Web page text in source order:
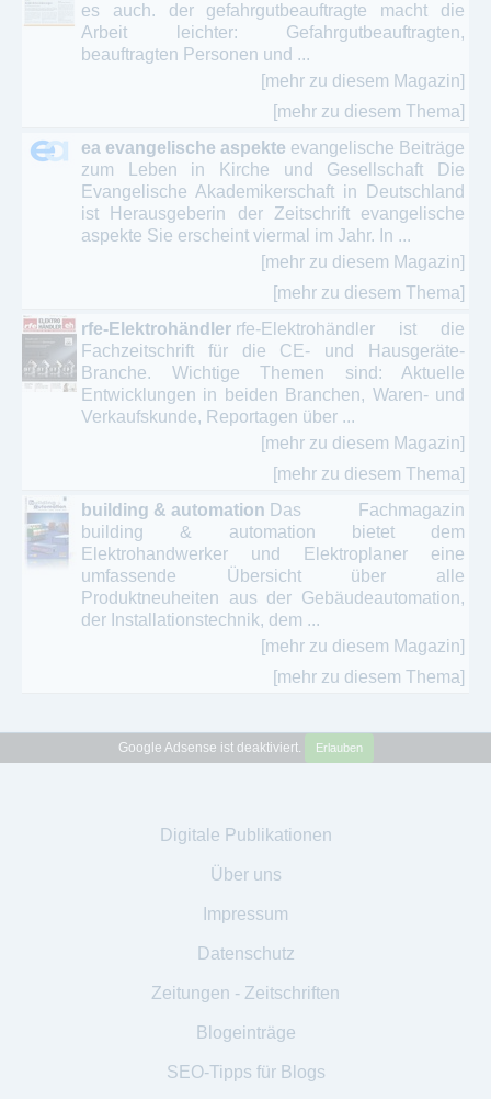
es auch. der gefahrgutbeauftragte macht die
Arbeit leichter: Gefahrgutbeauftragten,
beauftragten Personen und ...
[mehr zu diesem Magazin]
[mehr zu diesem Thema]
ea evangelische aspekte evangelische Beiträge
zum Leben in Kirche und Gesellschaft Die
Evangelische Akademikerschaft in Deutschland
ist Herausgeberin der Zeitschrift evangelische
aspekte Sie erscheint viermal im Jahr. In ...
[mehr zu diesem Magazin]
[mehr zu diesem Thema]
rfe-Elektrohändler rfe-Elektrohändler ist die
Fachzeitschrift für die CE- und Hausgeräte-
Branche. Wichtige Themen sind: Aktuelle
Entwicklungen in beiden Branchen, Waren- und
Verkaufskunde, Reportagen über ...
[mehr zu diesem Magazin]
[mehr zu diesem Thema]
building & automation Das Fachmagazin
building & automation bietet dem
Elektrohandwerker und Elektroplaner eine
umfassende Übersicht über alle
Produktneuheiten aus der Gebäudeautomation,
der Installationstechnik, dem ...
[mehr zu diesem Magazin]
[mehr zu diesem Thema]
Google Adsense ist deaktiviert. Erlauben
Digitale Publikationen
Über uns
Impressum
Datenschutz
Zeitungen - Zeitschriften
Blogeinträge
SEO-Tipps für Blogs